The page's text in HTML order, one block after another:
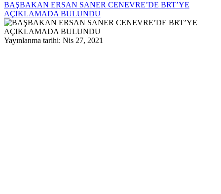
BAŞBAKAN ERSAN SANER CENEVRE’DE BRT’YE
AÇIKLAMADA BULUNDU
Yayınlanma tarihi: Nis 27, 2021